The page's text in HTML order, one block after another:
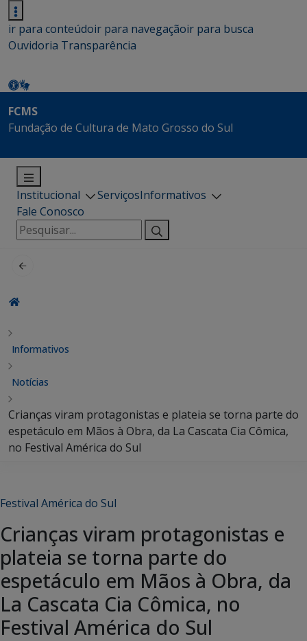
ir para conteúdoir para navegaçãoir para busca
Ouvidoria Transparência
FCMS
Fundação de Cultura de Mato Grosso do Sul
Institucional ServiçosInformativos
Fale Conosco
Pesquisar
por:
Informativos
Notícias
Crianças viram protagonistas e plateia se torna parte do
espetáculo em Mãos à Obra, da La Cascata Cia Cômica,
no Festival América do Sul
Festival América do Sul
Crianças viram protagonistas e
plateia se torna parte do
espetáculo em Mãos à Obra, da
La Cascata Cia Cômica, no
Festival América do Sul